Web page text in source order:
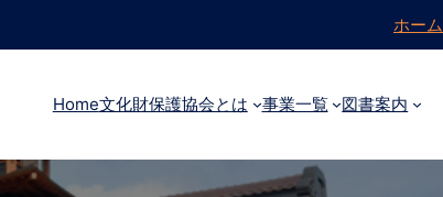
ホーム
Home文化財保護協会とは 事業一覧 図書案内